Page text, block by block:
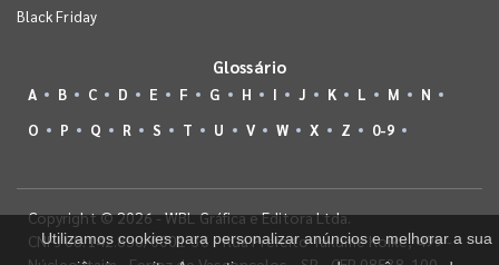
Black Friday
Glossário
A B C D E F G H I J K L M
N
O
P Q R S T U V W X Z 0-9
Copyright © 2026 - WBL Gráfica e Editora Ltda.
CNPJ 08.142.850/0001-36 - Rua Prefeito Takume Koike, 499 -
Utilizamos cookies para personalizar anúncios e melhorar a sua